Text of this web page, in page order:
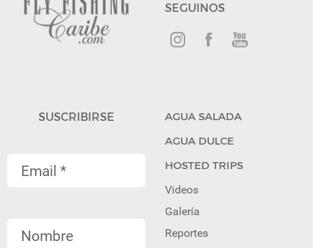
SEGUINOS
SUSCRIBIRSE
AGUA SALADA
AGUA DULCE
HOSTED TRIPS
Videos
Galería
Reportes